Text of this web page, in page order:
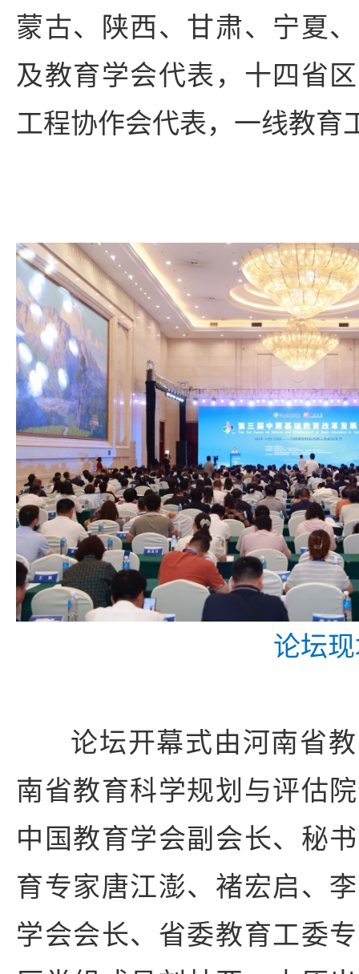
蒙古、陕西、甘肃、宁夏
及教育学会代表，十四省
工程协作会代表，一线教育
论坛
论坛开幕式由河南省
南省教育科学规划与评估
中国教育学会副会长、秘
育专家唐江澎、褚宏启、
学会会长、省委教育工委